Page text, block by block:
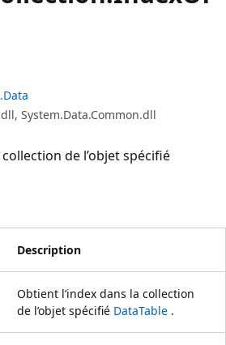
System.Data.Common.dll
de l’objet spécifié
Description
Obtient l’index dans la collection
de l’objet spécifié DataTable .